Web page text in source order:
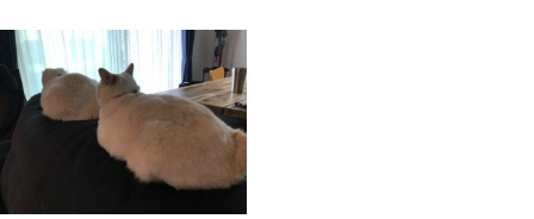
Blog記事一覧>こども,スポーツ障害
正
> 【グロインペイン症候群】運動選手の鼠径部の痛み
【グロインペイン症候群】運動選手の鼠径部